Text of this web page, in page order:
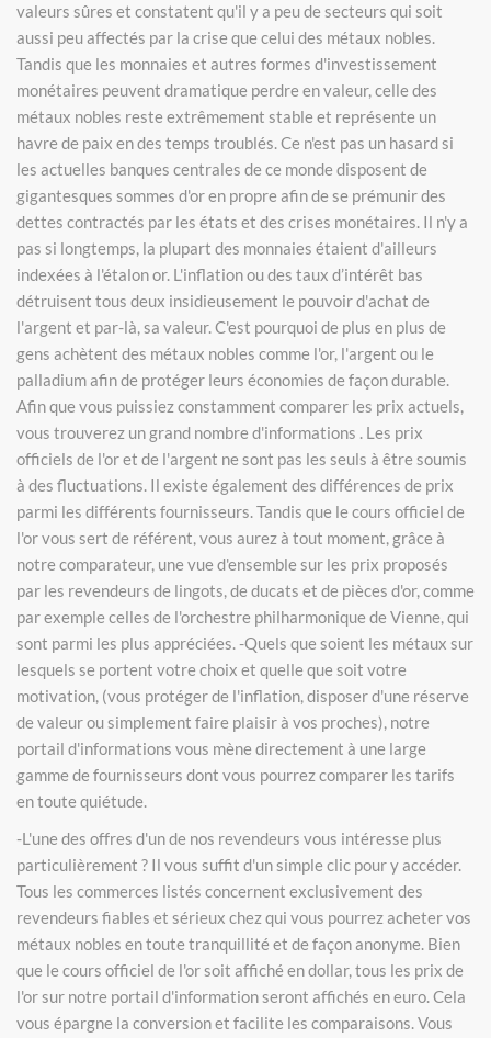
valeurs sûres et constatent qu'il y a peu de secteurs qui soit
aussi peu affectés par la crise que celui des métaux nobles.
Tandis que les monnaies et autres formes d'investissement
monétaires peuvent dramatique perdre en valeur, celle des
métaux nobles reste extrêmement stable et représente un
havre de paix en des temps troublés. Ce n'est pas un hasard si
les actuelles banques centrales de ce monde disposent de
gigantesques sommes d'or en propre afin de se prémunir des
dettes contractés par les états et des crises monétaires. Il n'y a
pas si longtemps, la plupart des monnaies étaient d'ailleurs
indexées à l'étalon or. L'inflation ou des taux d’intérêt bas
détruisent tous deux insidieusement le pouvoir d'achat de
l'argent et par-là, sa valeur. C'est pourquoi de plus en plus de
gens achètent des métaux nobles comme l'or, l'argent ou le
palladium afin de protéger leurs économies de façon durable.
Afin que vous puissiez constamment comparer les prix actuels,
vous trouverez un grand nombre d'informations . Les prix
officiels de l'or et de l'argent ne sont pas les seuls à être soumis
à des fluctuations. Il existe également des différences de prix
parmi les différents fournisseurs. Tandis que le cours officiel de
l'or vous sert de référent, vous aurez à tout moment, grâce à
notre comparateur, une vue d'ensemble sur les prix proposés
par les revendeurs de lingots, de ducats et de pièces d'or, comme
par exemple celles de l'orchestre philharmonique de Vienne, qui
sont parmi les plus appréciées. -Quels que soient les métaux sur
lesquels se portent votre choix et quelle que soit votre
motivation, (vous protéger de l'inflation, disposer d'une réserve
de valeur ou simplement faire plaisir à vos proches), notre
portail d'informations vous mène directement à une large
gamme de fournisseurs dont vous pourrez comparer les tarifs
en toute quiétude.
-L'une des offres d'un de nos revendeurs vous intéresse plus
particulièrement ? Il vous suffit d'un simple clic pour y accéder.
Tous les commerces listés concernent exclusivement des
revendeurs fiables et sérieux chez qui vous pourrez acheter vos
métaux nobles en toute tranquillité et de façon anonyme. Bien
que le cours officiel de l'or soit affiché en dollar, tous les prix de
l'or sur notre portail d'information seront affichés en euro. Cela
vous épargne la conversion et facilite les comparaisons. Vous